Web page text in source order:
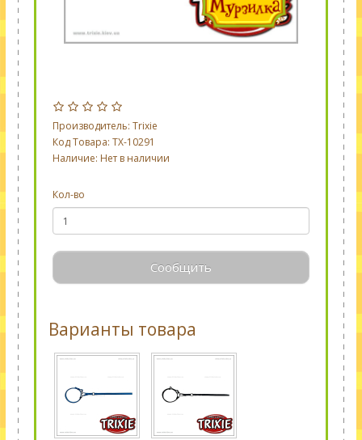
Производитель: Trixie
Код Товара: TX-10291
Наличие: Нет в наличии
Кол-во
Сообщить
Варианты товара